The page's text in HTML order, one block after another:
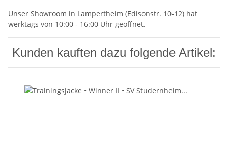
Unser Showroom in Lampertheim (Edisonstr. 10-12) hat
werktags von 10:00 - 16:00 Uhr geöffnet.
Kunden kauften dazu folgende Artikel: